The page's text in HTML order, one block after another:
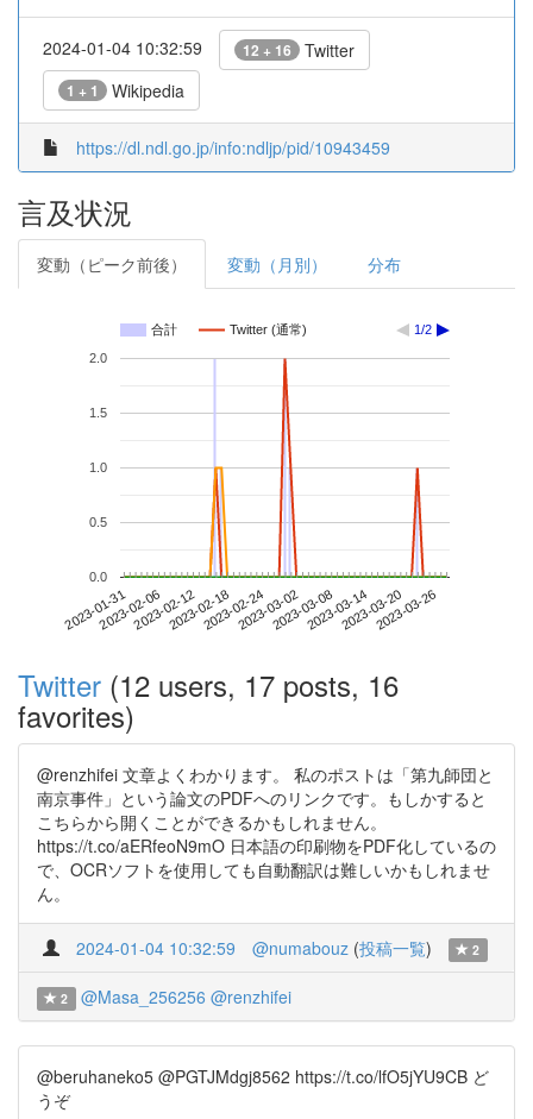
2024-01-04 10:32:59 12 + 16 Twitter
1 + 1 Wikipedia
https://dl.ndl.go.jp/info:ndljp/pid/10943459
言及状況
変動（ピーク前後） 変動（月別） 分布
合計 Twitter (通常) 1/2
2023-01-312023-02-062023-02-122023-02-182023-02-242023-03-022023-03-082023-03-142023-03-202023-03-26
0.0
0.5
1.0
1.5
2.0
Twitter (12 users, 17 posts, 16
favorites)
@renzhifei 文章よくわかります。 私のポストは「第九師団と
南京事件」という論文のPDFへのリンクです。もしかすると
こちらから開くことができるかもしれません。
https://t.co/aERfeoN9mO 日本語の印刷物をPDF化しているの
で、OCRソフトを使用しても自動翻訳は難しいかもしれませ
ん。
2024-01-04 10:32:59 @numabouz (投稿一覧) 2
2 @Masa_256256 @renzhifei
@beruhaneko5 @PGTJMdgj8562 https://t.co/lfO5jYU9CB ど
うぞ